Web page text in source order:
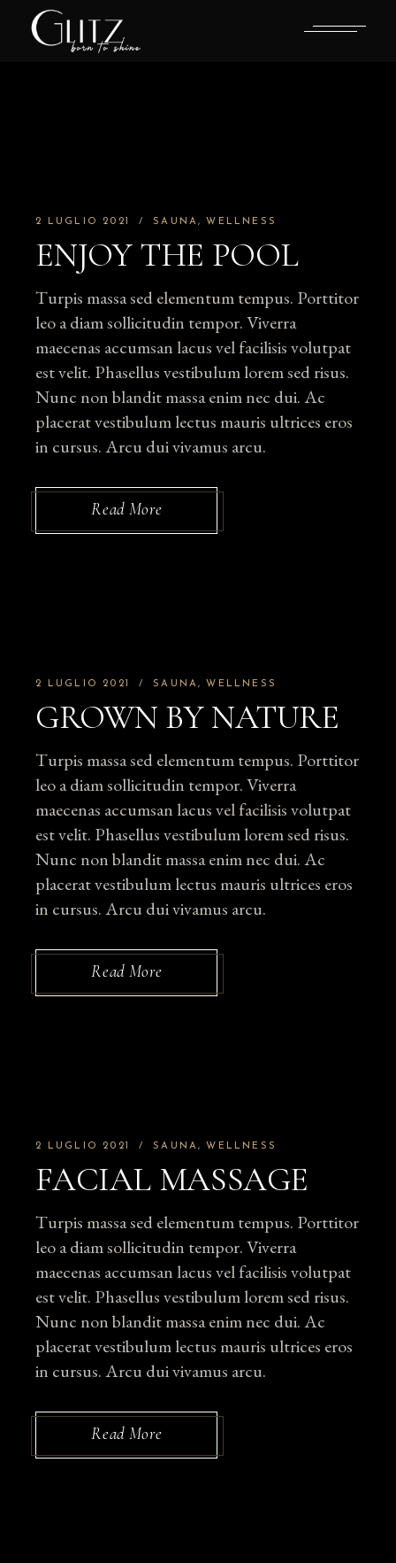
2 LUGLIO 2021 SAUNA WELLNESS
ENJOY THE POOL
Turpis massa sed elementum tempus. Porttitor
leo a diam sollicitudin tempor. Viverra
maecenas accumsan lacus vel facilisis volutpat
est velit. Phasellus vestibulum lorem sed risus.
Nunc non blandit massa enim nec dui. Ac
placerat vestibulum lectus mauris ultrices eros
in cursus. Arcu dui vivamus arcu.
Read More
2 LUGLIO 2021 SAUNA WELLNESS
GROWN BY NATURE
Turpis massa sed elementum tempus. Porttitor
leo a diam sollicitudin tempor. Viverra
maecenas accumsan lacus vel facilisis volutpat
est velit. Phasellus vestibulum lorem sed risus.
Nunc non blandit massa enim nec dui. Ac
placerat vestibulum lectus mauris ultrices eros
in cursus. Arcu dui vivamus arcu.
Read More
2 LUGLIO 2021 SAUNA WELLNESS
FACIAL MASSAGE
Turpis massa sed elementum tempus. Porttitor
leo a diam sollicitudin tempor. Viverra
maecenas accumsan lacus vel facilisis volutpat
est velit. Phasellus vestibulum lorem sed risus.
Nunc non blandit massa enim nec dui. Ac
placerat vestibulum lectus mauris ultrices eros
in cursus. Arcu dui vivamus arcu.
Read More